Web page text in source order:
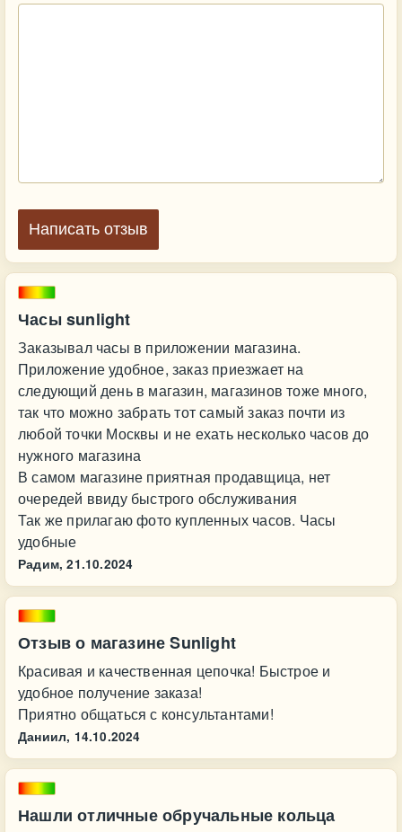
Часы sunlight
Заказывал часы в приложении магазина.
Приложение удобное, заказ приезжает на
следующий день в магазин, магазинов тоже много,
так что можно забрать тот самый заказ почти из
любой точки Москвы и не ехать несколько часов до
нужного магазина
В самом магазине приятная продавщица, нет
очередей ввиду быстрого обслуживания
Так же прилагаю фото купленных часов. Часы
удобные
Радим, 21.10.2024
Отзыв о магазине Sunlight
Красивая и качественная цепочка! Быстрое и
удобное получение заказа!
Приятно общаться с консультантами!
Даниил, 14.10.2024
Нашли отличные обручальные кольца
Написать отзыв